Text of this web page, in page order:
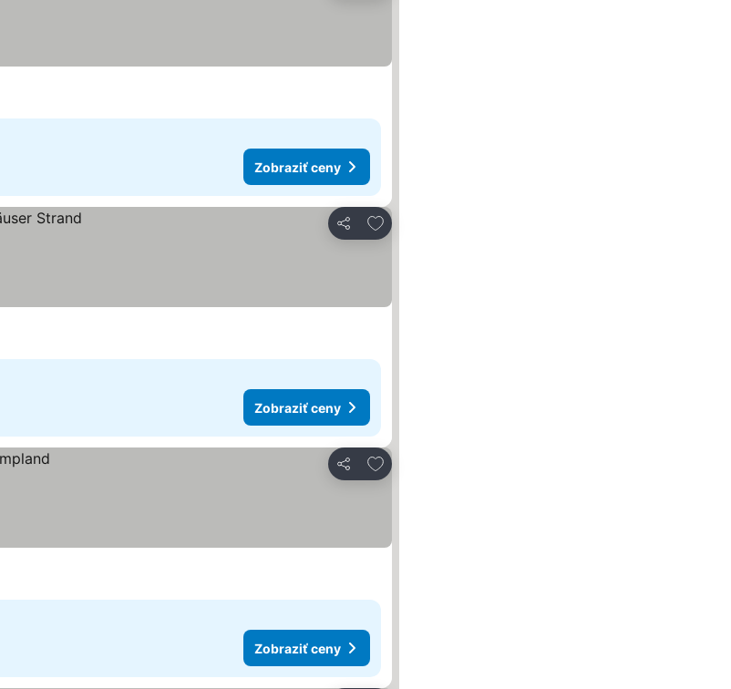
Zobraziť ceny
Zdieľať
Pridať do obľúbených
Zobraziť ceny
Zdieľať
Pridať do obľúbených
Zobraziť ceny